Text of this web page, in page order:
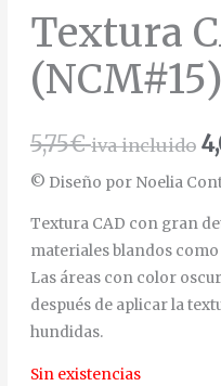
Textura
(NCM#15)
5,75€ iva incluido
© Diseño por Noelia
Textura CAD con gran
materiales blandos
Las áreas con color
después de aplicar la
hundidas.
Sin existencias